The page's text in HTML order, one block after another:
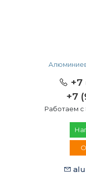
+7
+7
Работаем с